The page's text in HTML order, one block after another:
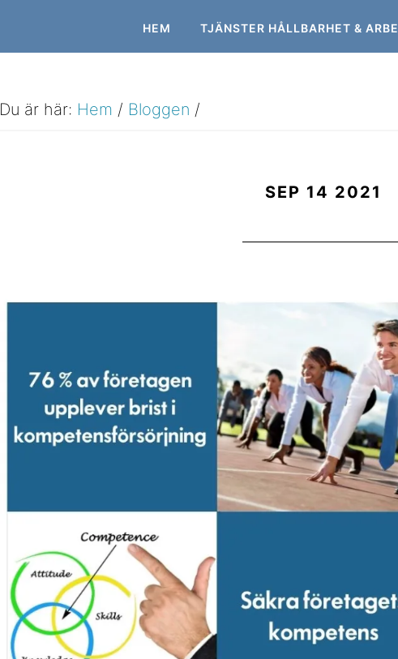
HEM TJÄNSTER HÅLLBARHET &
Du är här: Hem / Bloggen /
SEP 14 2021